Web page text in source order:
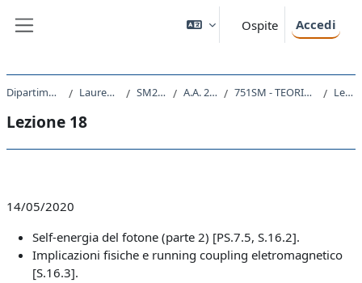
Ospite Accedi
Dipartimento di Fisica Laurea Magistrale SM23 - FISICA A.A. 2019 - 2020 751SM - TEORIA DEI CAMPI II 2019 Lezione 18
Lezione 18
14/05/2020
Self-energia del fotone (parte 2) [PS.7.5, S.16.2].
Implicazioni fisiche e running coupling eletromagnetico
[S.16.3].